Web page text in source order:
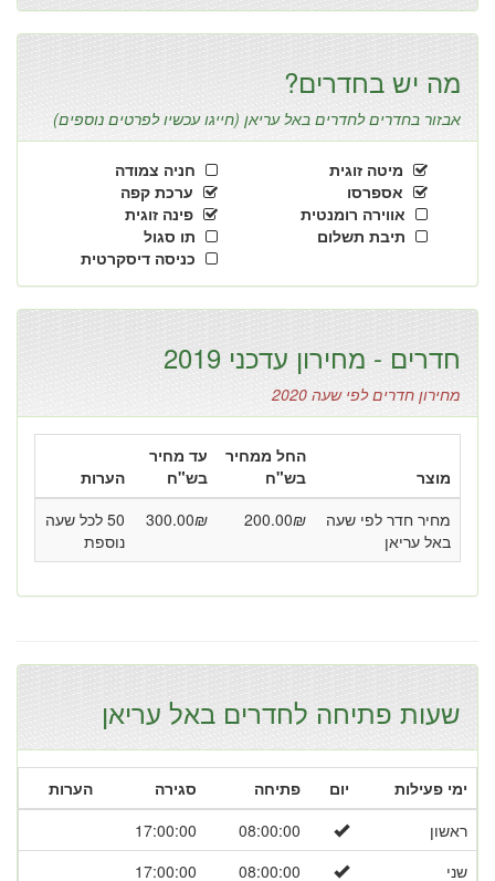
מה יש בחדרים?
אבזור בחדרים לחדרים באל עריאן (חייגו עכשיו לפרטים נוספים)
חניה צמודה
מיטה זוגית
ערכת קפה
אספרסו
פינה זוגית
אווירה רומנטית
תו סגול
תיבת תשלום
כניסה דיסקרטית
חדרים - מחירון עדכני 2019
מחירון חדרים לפי שעה 2020
מוצר
החל ממחיר
בש"ח
עד מחיר
בש"ח
הערות
מחיר חדר לפי שעה
באל עריאן
200.00₪
300.00₪
50 לכל שעה
נוספת
שעות פתיחה לחדרים באל עריאן
ימי פעילות יום פתיחה סגירה
הערות
ראשון
08:00:00
17:00:00
שני
08:00:00
17:00:00